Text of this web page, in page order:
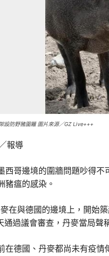
設防野豬圍籬 圖片來源／GZ Live+++
報導
西哥邊境的圍牆問題吵得
豬瘟的感染。
在與德國的邊境上，開始
天通過議會審查，丹麥當局
在德國、丹麥都尚未有疫